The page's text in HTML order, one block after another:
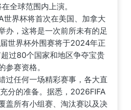
全球范围内上演。
世界杯将首次在美国、加拿大
办，这将是一次前所未有的足
世界杯外围赛将于2024年正
过80个国家和地区争夺宝贵
参赛资格。
过任何一场精彩赛事，各大直
分的准备。据悉，2026FIFA
盖所有小组赛、淘汰赛以及决